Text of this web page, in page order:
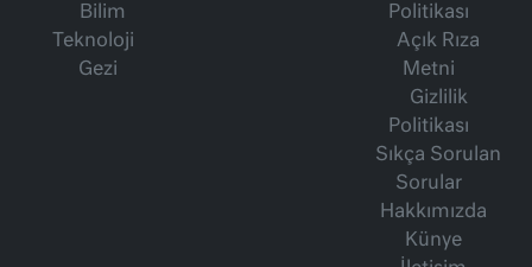
Bilim
Teknoloji
Gezi
Politikası
Açık Rıza
Metni
Gizlilik
Politikası
Sıkça Sorulan
Sorular
Hakkımızda
Künye